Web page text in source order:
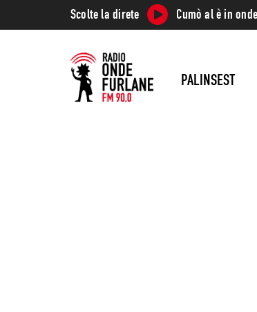
Scolte la direte Cumò al è in onde
PALINSEST